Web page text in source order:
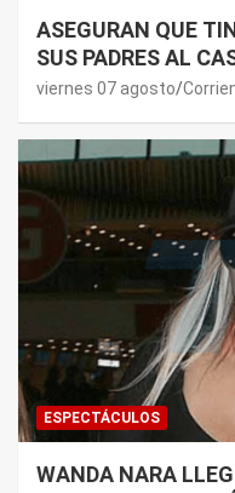
ASEGURAN QUE
SUS PADRES AL
DE PAUL: LOS
viernes 07 agosto
ESPECTÁCULOS
WANDA NARA